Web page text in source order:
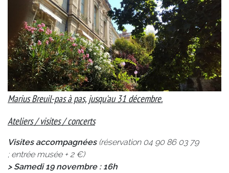
Marius Breuil-pas à pas, jusqu'au 31 décembre.
Ateliers / visites / concerts
Visites accompagnées (réservation 04 90 86 03 79
; entrée musée + 2 €)
> Samedi 19 novembre : 16h